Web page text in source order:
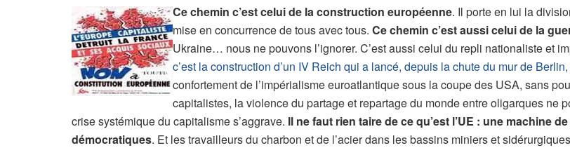
Ce chemin c’est celui de la construction européenne. Il porte en lui la
mise en concurrence de tous avec tous. Ce chemin c’est aussi celui de la
Ukraine… nous ne pouvons l’ignorer. C’est aussi celui du repli nationaliste et
c’est la construction d’un IV Reich qui a lancé, depuis la chute du mur de
confortement de l’impérialisme euroatlantique sous la coupe des USA, sans
capitalistes, la violence du partage et repartage du monde entre oligarques ne
crise systémique du capitalisme s’aggrave. Il ne faut rien taire de ce qu’est l’UE : une machine
démocratiques. Et les travailleurs du charbon et de l’acier dans les bassins miniers et